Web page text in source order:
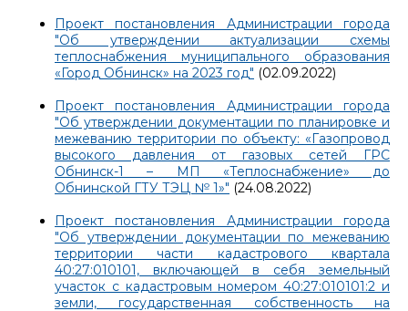
Проект постановления Администрации города
"Об утверждении актуализации схемы
теплоснабжения муниципального образования
«Город Обнинск» на 2023 год" (02.09.2022)
Проект постановления Администрации города
"Об утверждении документации по планировке и
межеванию территории по объекту: «Газопровод
высокого давления от газовых сетей ГРС
Обнинск-1 – МП «Теплоснабжение» до
Обнинской ГТУ ТЭЦ № 1»" (24.08.2022)
Проект постановления Администрации города
"Об утверждении документации по межеванию
территории части кадастрового квартала
40:27:010101, включающей в себя земельный
участок с кадастровым номером 40:27:010101:2 и
земли, государственная собственность на